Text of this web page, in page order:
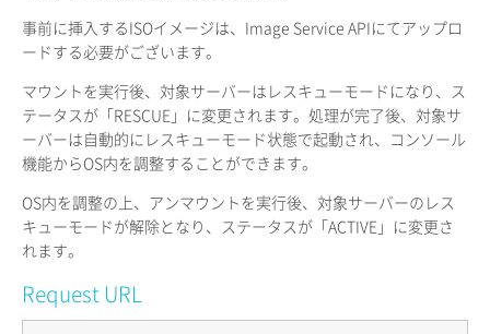
事前に挿入するISOイメージは、Image Service APIにてアップロ
ードする必要がございます。
マウントを実行後、対象サーバーはレスキューモードになり、ス
テータスが「RESCUE」に変更されます。処理が完了後、対象サ
ーバーは自動的にレスキューモード状態で起動され、コンソール
機能からOS内を調整することができます。
OS内を調整の上、アンマウントを実行後、対象サーバーのレス
キューモードが解除となり、ステータスが「ACTIVE」に変更さ
れます。
Request URL